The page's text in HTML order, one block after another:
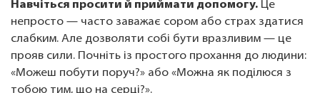
Навчіться просити й приймати допомогу. Це
непросто — часто заважає сором або страх здатися
слабким. Але дозволяти собі бути вразливим — це
прояв сили. Почніть із простого прохання до людини:
«Можеш побути поруч?» або «Можна як поділюся з
тобою тим, що на серці?».